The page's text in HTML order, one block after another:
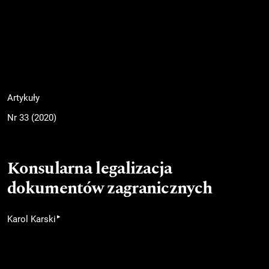
Artykuły
Nr 33 (2020)
Konsularna legalizacja
dokumentów zagranicznych
Karol Karski ▸